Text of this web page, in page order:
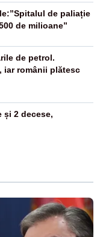
de paliație
de milioane”
de petrol.
iar românii plătesc
și 2 decese,